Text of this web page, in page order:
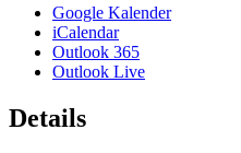
Google Kalender
iCalendar
Outlook 365
Outlook Live
Details